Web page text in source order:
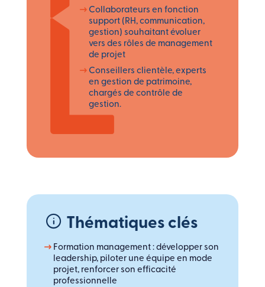
Collaborateurs en fonction
support (RH, communication,
gestion) souhaitant évoluer
vers des rôles de management
de projet
Conseillers clientèle, experts
en gestion de patrimoine,
chargés de contrôle de
gestion.
Thématiques clés
Formation management : développer son
leadership, piloter une équipe en mode
projet, renforcer son efficacité
professionnelle